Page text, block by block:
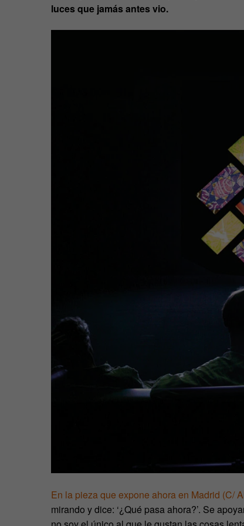
luces que jamás antes vio.
En la pieza que expone ahora en Madrid (C/
mirando y dice: ‘¿Qué pasa ahora?’. Se